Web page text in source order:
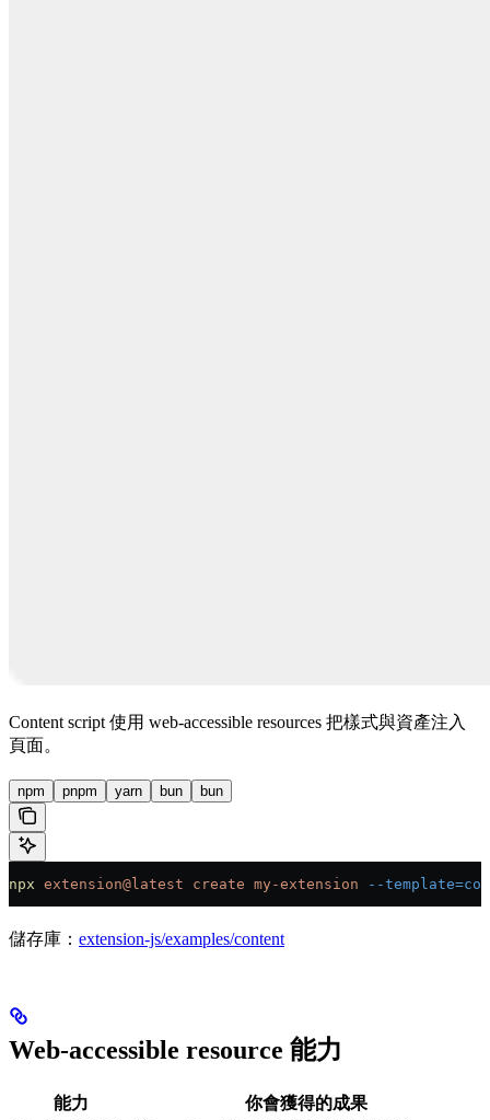
Content script 使用 web-accessible resources 把樣式與資產注入
頁面。
npm pnpm yarn bun bun
npx extension@latest create my-extension --
儲存庫： extension-js/examples/content
Web-accessible resource 能力
能力
你會獲得的成果